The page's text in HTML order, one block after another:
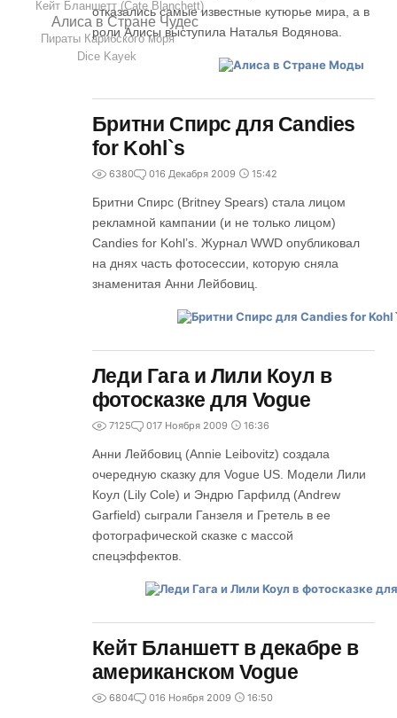
Алиса в Стране Чудес
Кейт Бланшетт (Cate Blanchett)
Пираты Карибского моря
Dice Kayek
отказались самые известные кутюрье мира, а в
роли Алисы выступила Наталья Водянова.
Бритни Спирс для Candies
for Kohl`s
6380 016 Декабря 2009 15:42
Бритни Спирс (Britney Spears) стала лицом
рекламной кампании (и не только лицом)
Candies for Kohl’s. Журнал WWD опубликовал
на днях часть фотосессии, которую сняла
знаменитая Анни Лейбовиц.
Леди Гага и Лили Коул в
фотосказке для Vogue
7125 017 Ноября 2009 16:36
Анни Лейбовиц (Annie Leibovitz) создала
очередную сказку для Vogue US. Модели Лили
Коул (Lily Cole) и Эндрю Гарфилд (Andrew
Garfield) сыграли Ганзеля и Гретель в ее
фотографической сказке с массой
спецэффектов.
Кейт Бланшетт в декабре в
американском Vogue
6804 016 Ноября 2009 16:50